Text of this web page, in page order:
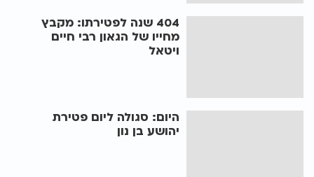
404 שנה לפטירתו: מקבץ
מחייו של הגאון רבי חיים
ויטאל
היום: סגולה ליום פטירת
יהושע בן נון